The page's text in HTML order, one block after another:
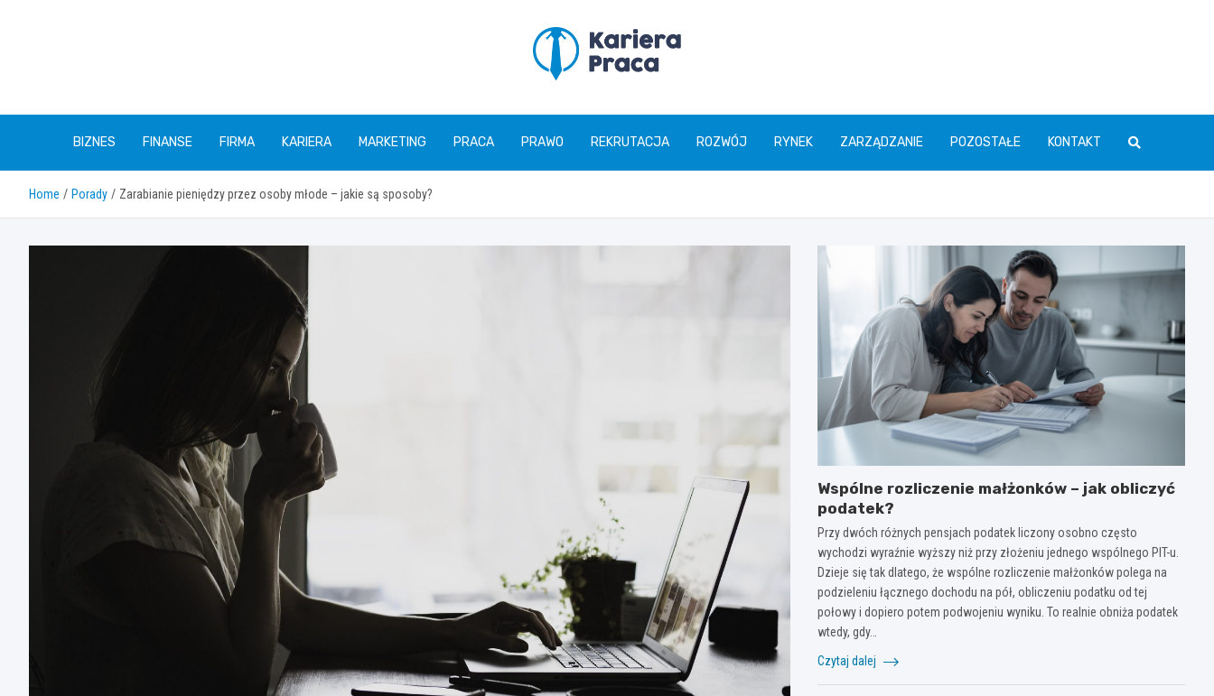
karierapraca.pl
BIZNES FINANSE FIRMA KARIERA MARKETING PRACA PRAWO REKRUTACJA ROZWÓJ RYNEK ZARZĄDZANIE POZOSTAŁE KONTAKT
Home Porady Zarabianie pieniędzy przez osoby młode – jakie są sposoby?
Wspólne rozliczenie małżonków – jak obliczyć
podatek?
Przy dwóch różnych pensjach podatek liczony osobno często
wychodzi wyraźnie wyższy niż przy złożeniu jednego wspólnego PIT-u.
Dzieje się tak dlatego, że wspólne rozliczenie małżonków polega na
podzieleniu łącznego dochodu na pół, obliczeniu podatku od tej
połowy i dopiero potem podwojeniu wyniku. To realnie obniża podatek
wtedy, gdy…
Czytaj dalej